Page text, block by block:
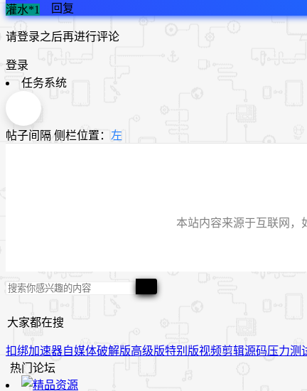
灌水*1
回复
请登录之后再进行评论
登录
任务系统
帖子间隔 侧栏位置： 左
本站内容来源于互联网，
大家都在搜
扣绑加速器自媒体破解版高级版特别版视频剪辑源码压力测
热门论坛